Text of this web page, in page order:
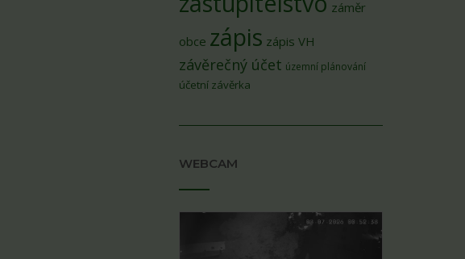
záměr
obce zápis zápis VH
závěrečný účet územní plánování
účetní závěrka
WEBCAM